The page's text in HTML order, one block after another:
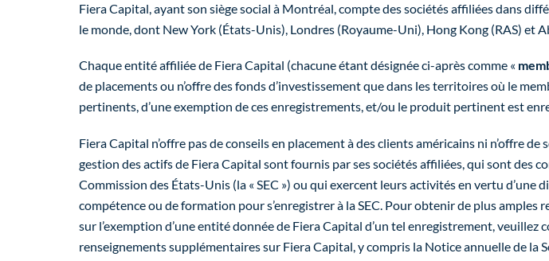
Fiera Capital, ayant son siège social à Montréal, compte des sociétés affiliées dans
le monde, dont New York (États-Unis), Londres (Royaume-Uni), Hong Kong (RAS) et
Chaque entité affiliée de Fiera Capital (chacune étant désignée ci-après comme «
de placements ou n’offre des fonds d’investissement que dans les territoires où le
pertinents, d’une exemption de ces enregistrements, et/ou le produit pertinent est
Fiera Capital n’offre pas de conseils en placement à des clients américains ni n’offre
gestion des actifs de Fiera Capital sont fournis par ses sociétés affiliées, qui sont des
Commission des États-Unis (la « SEC ») ou qui exercent leurs activités en vertu d’une
compétence ou de formation pour s’enregistrer à la SEC. Pour obtenir de plus
sur l’exemption d’une entité donnée de Fiera Capital d’un tel enregistrement, veuillez
renseignements supplémentaires sur Fiera Capital, y compris la Notice annuelle de la